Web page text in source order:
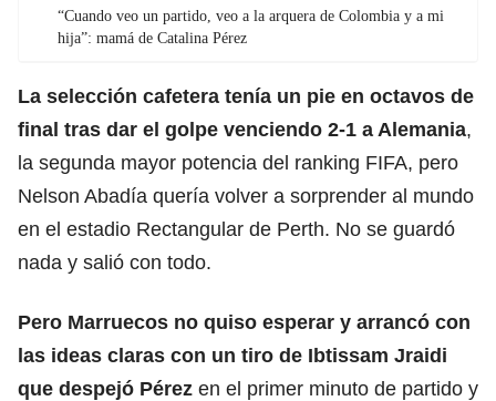
“Cuando veo un partido, veo a la arquera de Colombia y a mi
hija”: mamá de Catalina Pérez
La selección cafetera tenía un pie en octavos de
final tras dar el golpe venciendo 2-1 a Alemania,
la segunda mayor potencia del ranking FIFA, pero
Nelson Abadía quería volver a sorprender al mundo
en el estadio Rectangular de Perth. No se guardó
nada y salió con todo.
Pero Marruecos no quiso esperar y arrancó con
las ideas claras con un tiro de Ibtissam Jraidi
que despejó Pérez en el primer minuto de partido y